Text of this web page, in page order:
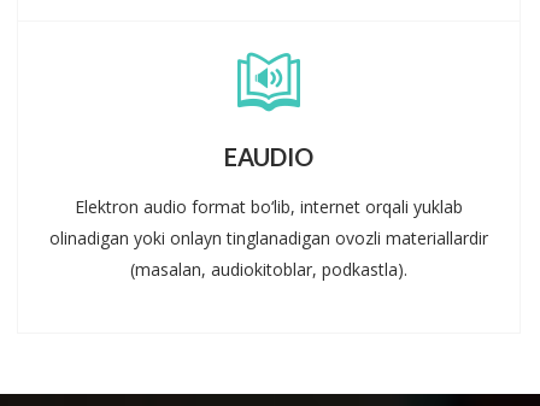
EAUDIO
Elektron audio format bo‘lib, internet orqali yuklab
olinadigan yoki onlayn tinglanadigan ovozli materiallardir
(masalan, audiokitoblar, podkastla).